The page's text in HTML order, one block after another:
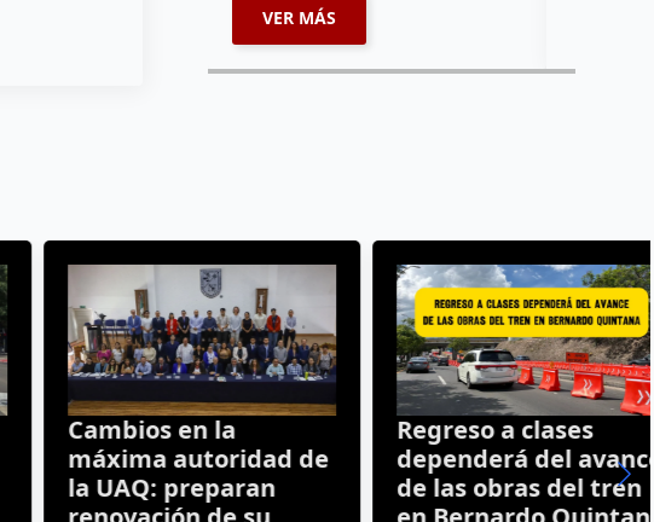
VER MÁS
Cambios en la
máxima autoridad de
la UAQ: preparan
Regreso a clases
dependerá del avance
de las obras del tren